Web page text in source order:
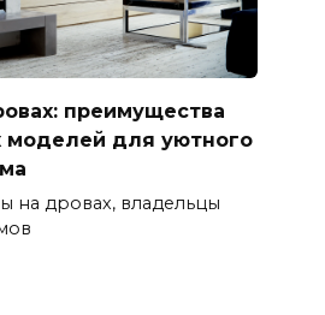
преимущества
моделей для уютного
на дровах, владельцы